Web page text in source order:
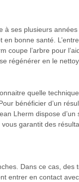
ses plusieurs
bonne santé.
coupe l’arbre pour
régénérer en le
quelle
bénéficier d’un
Lherm dispose
garantit des
Dans ce cas, des
entrer en contact